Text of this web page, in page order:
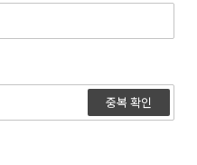
중복 확인